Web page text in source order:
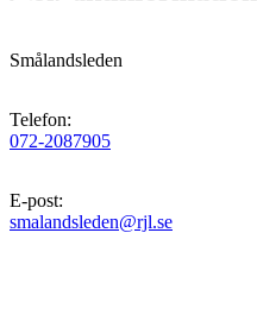
Smålandsleden
Telefon:
072-2087905
E-post:
smalandsleden@rjl.se